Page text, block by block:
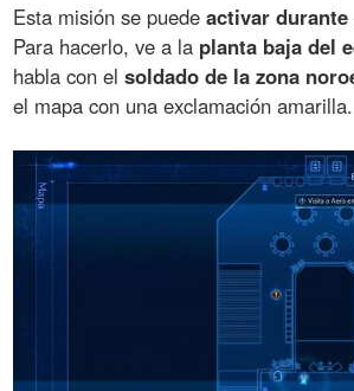
Esta misión se puedeactivar
Para hacerlo, ve a la planta baja del
habla con elsoldado de la zona
el mapa con una exclamación amarilla.